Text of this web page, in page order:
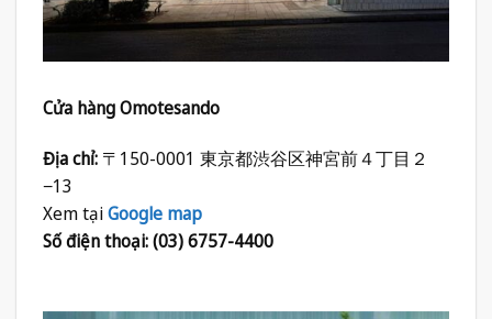
Cửa hàng Omotesando
Địa chỉ: 〒150-0001 東京都渋谷区神宮前４丁目２
−13
Xem tạiGoogle map
Số điện thoại: (03) 6757-4400